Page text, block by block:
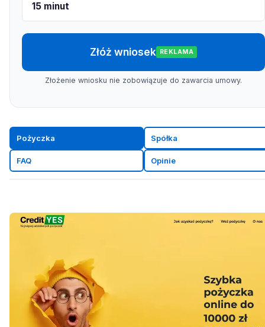
15 minut
Złóż wniosek REKLAMA
Złożenie wniosku nie zobowiązuje do zawarcia umowy.
Pożyczka Spółka
FAQ Opinie